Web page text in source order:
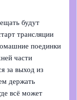
будут
трансляции
поединки
части
за выход из
держать
всё может